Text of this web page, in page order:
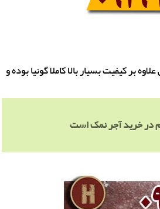
بر کیفیت بسیار بالا کاملا گونیا بوده و
در خرید آجر نمک است